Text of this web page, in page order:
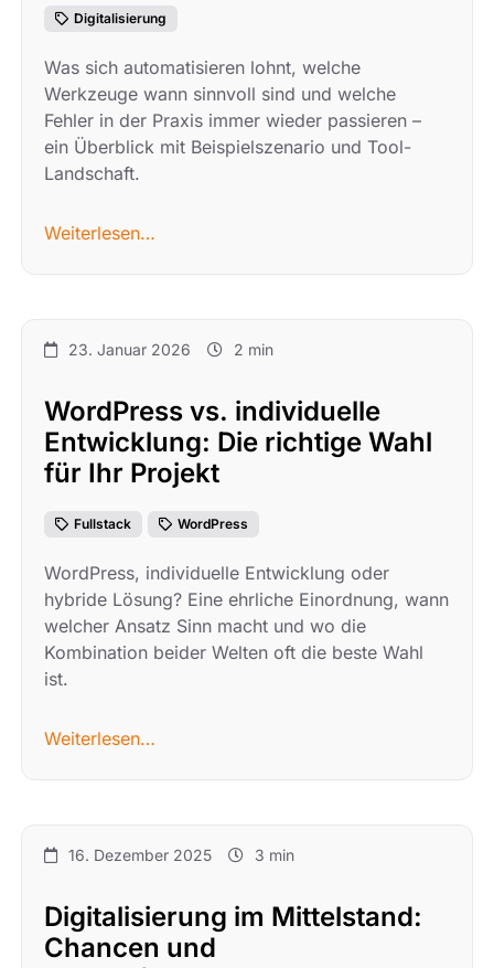
Digitalisierung
Was sich automatisieren lohnt, welche
Werkzeuge wann sinnvoll sind und welche
Fehler in der Praxis immer wieder passieren –
ein Überblick mit Beispielszenario und Tool-
Landschaft.
Weiterlesen…
23. Januar 2026 2 min
WordPress vs. individuelle
Entwicklung: Die richtige Wahl
für Ihr Projekt
Fullstack WordPress
WordPress, individuelle Entwicklung oder
hybride Lösung? Eine ehrliche Einordnung, wann
welcher Ansatz Sinn macht und wo die
Kombination beider Welten oft die beste Wahl
ist.
Weiterlesen…
16. Dezember 2025 3 min
Digitalisierung im Mittelstand:
Chancen und